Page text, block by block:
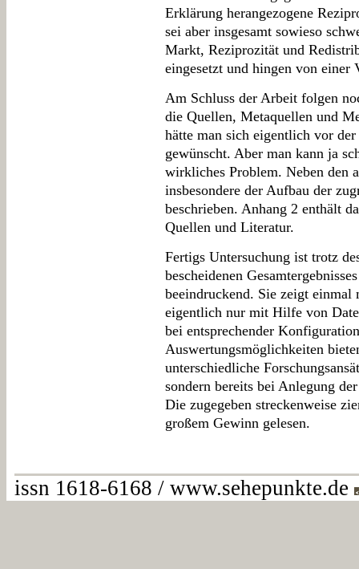
Erklärung herangezogene
sei aber insgesamt sowieso
Markt, Reziprozität und
eingesetzt und hingen von einer
Am Schluss der Arbeit folgen
die Quellen, Metaquellen und
hätte man sich eigentlich vor
gewünscht. Aber man kann ja
wirkliches Problem. Neben den
insbesondere der Aufbau der
beschrieben. Anhang 2 enthält
Quellen und Literatur.
Fertigs Untersuchung ist trotz
bescheidenen
beeindruckend. Sie zeigt einmal
eigentlich nur mit Hilfe von
bei entsprechender
Auswertungsmöglichkeiten
unterschiedliche
sondern bereits bei Anlegung
Die zugegeben streckenweise
großem Gewinn gelesen.
issn 1618-6168 / www.sehepunkte.de